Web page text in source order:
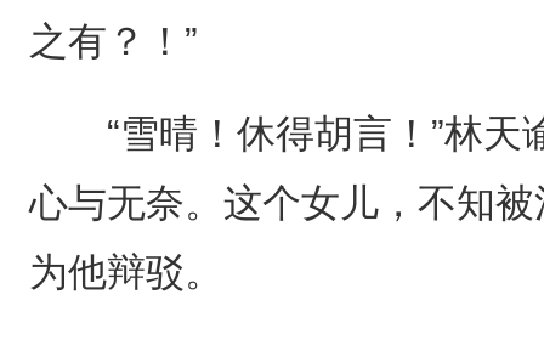
之有？！”
“雪晴！休得胡言！”林天
心与无奈。这个女儿，不知
为他辩驳。